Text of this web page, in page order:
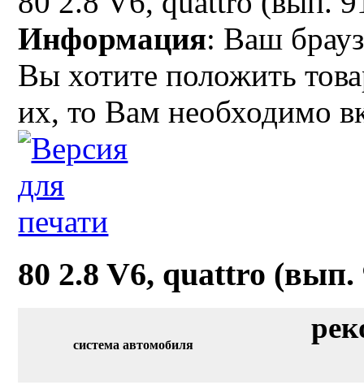
Информация: Ваш
Вы хотите положить
их, то Вам необходимо
80 2.8 V6, quattro (вып.
система автомобиля